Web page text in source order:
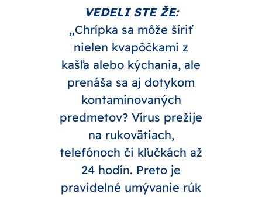
VEDELI STE ŽE:
„Chrípka sa môže šíriť
nielen kvapôčkami z
kašľa alebo kýchania, ale
prenáša sa aj dotykom
kontaminovaných
predmetov? Vírus prežije
na rukovätiach,
telefónoch či kľučkách až
24 hodín. Preto je
pravidelné umývanie rúk